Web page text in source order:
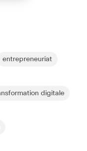
entrepreneuriat
digitale